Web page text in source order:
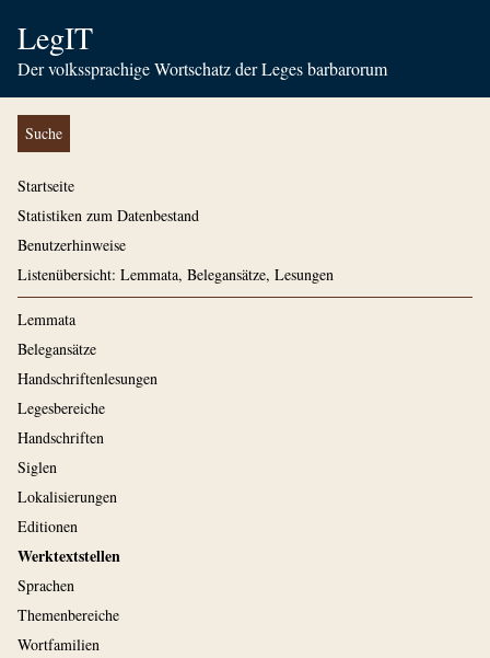
LegIT
Der volkssprachige Wortschatz der Leges barbarorum
Suche
Startseite
Statistiken zum Datenbestand
Benutzerhinweise
Listenübersicht: Lemmata, Belegansätze, Lesungen
Lemmata
Belegansätze
Handschriftenlesungen
Legesbereiche
Handschriften
Siglen
Lokalisierungen
Editionen
Werktextstellen
Sprachen
Themenbereiche
Wortfamilien